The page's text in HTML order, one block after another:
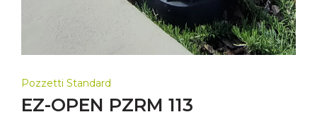
Pozzetti Standard
EZ-OPEN PZRM 113